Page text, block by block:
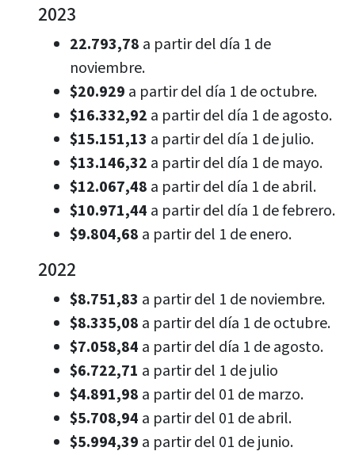
2023
22.793,78 a partir del día 1 de
noviembre.
$20.929 a partir del día 1 de octubre.
$16.332,92 a partir del día 1 de agosto.
$15.151,13 a partir del día 1 de julio.
$13.146,32 a partir del día 1 de mayo.
$12.067,48 a partir del día 1 de abril.
$10.971,44 a partir del día 1 de febrero.
$9.804,68 a partir del 1 de enero.
2022
$8.751,83 a partir del 1 de noviembre.
$8.335,08 a partir del día 1 de octubre.
$7.058,84 a partir del día 1 de agosto.
$6.722,71 a partir del 1 de julio
$4.891,98 a partir del 01 de marzo.
$5.708,94 a partir del 01 de abril.
$5.994,39 a partir del 01 de junio.